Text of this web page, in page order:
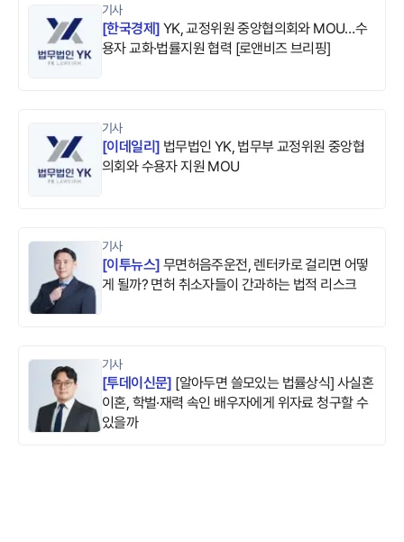
기사
[한국경제]YK, 교정위원 중앙협의회와 MOU…수
용자 교화·법률지원 협력 [로앤비즈 브리핑]
기사
[이데일리] 법무법인 YK, 법무부 교정위원 중앙협
의회와 수용자 지원 MOU
기사
[이투뉴스]무면허음주운전, 렌터카로 걸리면 어떻
게 될까? 면허 취소자들이 간과하는 법적 리스크
기사
[투데이신문] [알아두면 쓸모있는 법률상식] 사실혼
이혼, 학벌·재력 속인 배우자에게 위자료 청구할 수
있을까